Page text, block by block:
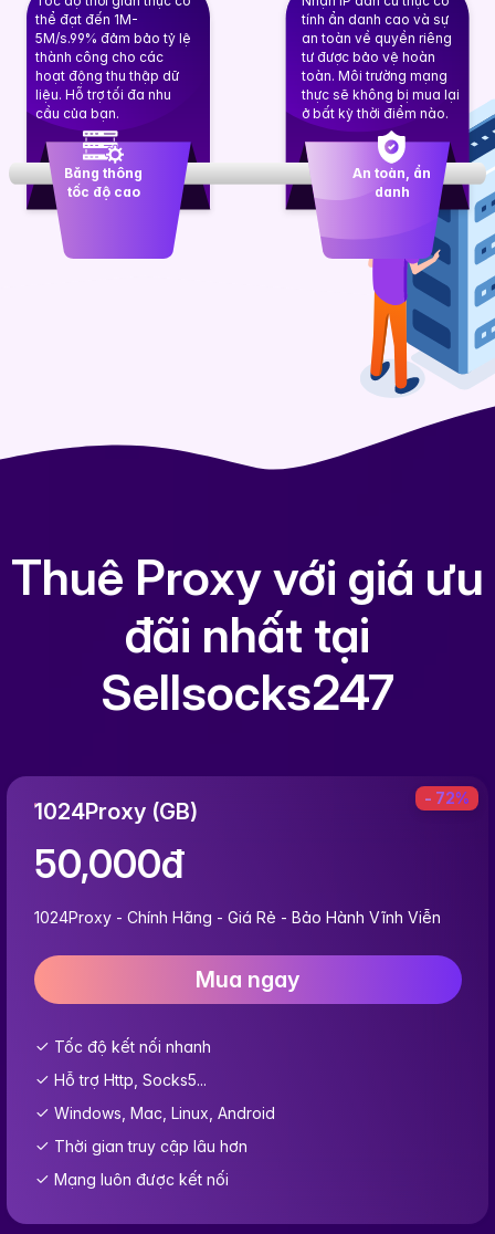
thể đạt đến 1M-
5M/s.99% đảm bảo tỷ lệ
thành công cho các
hoạt động thu thập dữ
liệu. Hỗ trợ tối đa nhu
cầu của bạn.
Băng thông
tốc độ cao
tính ẩn danh cao và sự
an toàn về quyền riêng
tư được bảo vệ hoàn
toàn. Môi trường mạng
thực sẽ không bị mua lại
ở bất kỳ thời điểm nào.
An toàn, ẩn
danh
Thuê Proxy với giá ưu
đãi nhất tại
Sellsocks247
1024Proxy (GB)
- 72%
50,000đ
1024Proxy - Chính Hãng - Giá Rẻ - Bảo Hành Vĩnh Viễn
Mua ngay
Tốc độ kết nối nhanh
Hỗ trợ Http, Socks5...
Windows, Mac, Linux, Android
Thời gian truy cập lâu hơn
Mạng luôn được kết nối